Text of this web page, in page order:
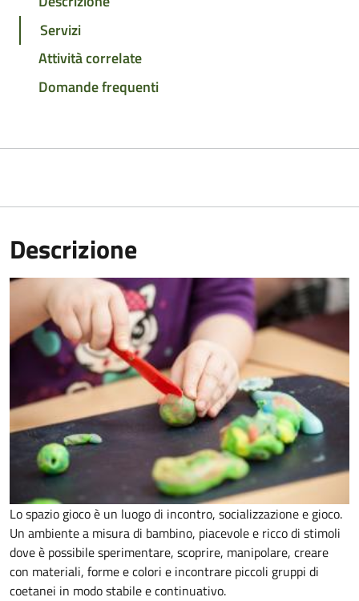
Servizi
Attività correlate
Domande frequenti
Descrizione
Lo spazio gioco è un luogo di incontro, socializzazione e gioco.
Un ambiente a misura di bambino, piacevole e ricco di stimoli
dove è possibile sperimentare, scoprire, manipolare, creare
con materiali, forme e colori e incontrare piccoli gruppi di
coetanei in modo stabile e continuativo.